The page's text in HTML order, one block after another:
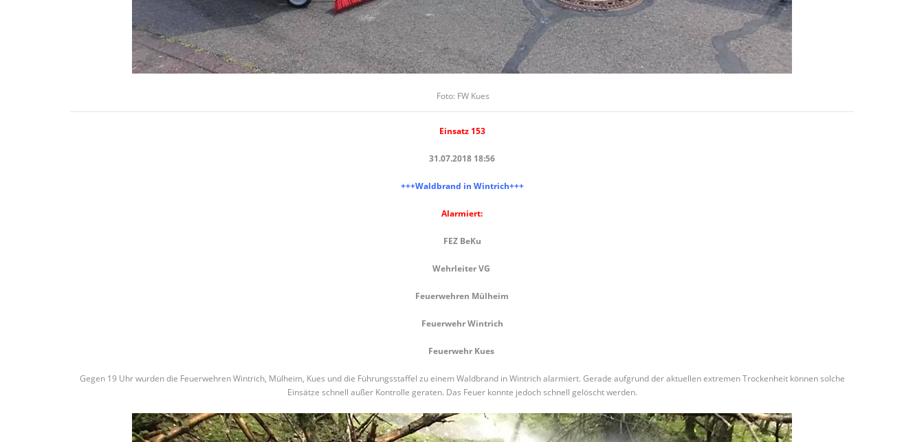
Foto: FW Kues
Einsatz 153
31.07.2018 18:56
+++Waldbrand in Wintrich+++
Alarmiert:
FEZ BeKu
Wehrleiter VG
Feuerwehren Mülheim
Feuerwehr Wintrich
Feuerwehr Kues
Gegen 19 Uhr wurden die Feuerwehren Wintrich, Mülheim, Kues und die Führungsstaffel zu einem Waldbrand in Wintrich alarmiert. Gerade aufgrund der aktuellen extremen Trockenheit können solche
Einsätze schnell außer Kontrolle geraten. Das Feuer konnte jedoch schnell gelöscht werden.